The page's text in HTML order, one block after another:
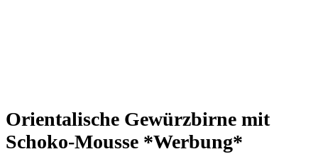
Orientalische Gewürzbirne mit
Schoko-Mousse *Werbung*